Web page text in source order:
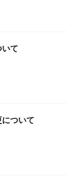
て
ついて